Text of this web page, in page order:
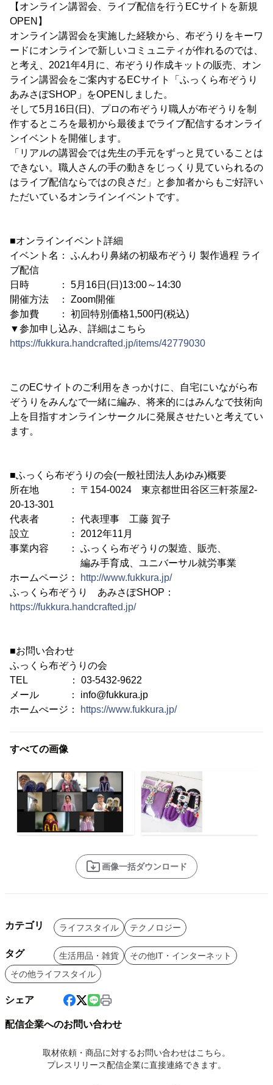
【オンライン講習会、ライブ配信を行うECサイトを新規
OPEN】
オンライン講習会を実施した経験から、布ぞうりをキーワ
ードにオンラインで新しいコミュニティが作れるのでは、
と考え、2021年4月に、布ぞうり作成キットの販売、オン
ライン講習会をご案内するECサイト「ふっくら布ぞうり
あみさぽSHOP」をOPENしました。
そして5月16日(日)、プロの布ぞうり職人が布ぞうりを制
作するところを最初から最後までライブ配信するオンライ
ンイベントを開催します。
「リアルの講習会では先生の手元をずっと見ていることは
できない。職人さんの手の動きをじっくり見ていられるの
はライブ配信ならではの良さだ」と参加者からもご好評い
ただいているオンラインイベントです。
■オンラインイベント詳細
イベント名： ふんわり鼻緒の初級布ぞうり 製作過程 ライ
ブ配信
日時 ： 5月16日(日)13:00～14:30
開催方法 ： Zoom開催
参加費 ： 初回特別価格1,500円(税込)
▼参加申し込み、詳細はこちら
https://fukkura.handcrafted.jp/items/42779030
このECサイトのご利用をきっかけに、自宅にいながら布
ぞうりをみんなで一緒に編み、将来的にはみんなで技術向
上を目指すオンラインサークルに発展させたいと考えてい
ます。
■ふっくら布ぞうりの会(一般社団法人あゆみ)概要
所在地 ： 〒154-0024 東京都世田谷区三軒茶屋2-
20-13-301
代表者 ： 代表理事 工藤 賀子
設立 ： 2012年11月
事業内容 ： ふっくら布ぞうりの製造、販売、
編み手育成、ユニバーサル就労事業
ホームページ：
http://www.fukkura.jp/
ふっくら布ぞうり あみさぽSHOP：
https://fukkura.handcrafted.jp/
■お問い合わせ
ふっくら布ぞうりの会
TEL ： 03-5432-9622
メール ： info@fukkura.jp
ホームぺージ：
https://www.fukkura.jp/
すべての画像
画像一括ダウンロード
カテゴリ ライフスタイル テクノロジー
タグ 生活用品・雑貨
その他IT・インターネット
その他ライフスタイル
シェア
配信企業へのお問い合わせ
取材依頼・商品に対するお問い合わせはこちら。
プレスリリース配信企業に直接連絡できます。